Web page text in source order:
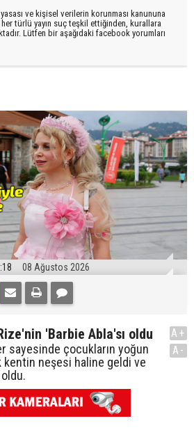
ve kişisel verilerin korunması kanununa
türlü yayın suç teşkil ettiğinden, kurallara
Lütfen bir aşağıdaki facebook yorumları
08 Ağustos 2026
'Barbie Abla'sı oldu
sayesinde çocukların yoğun
kentin neşesi haline geldi ve
oldu.
A+
A-